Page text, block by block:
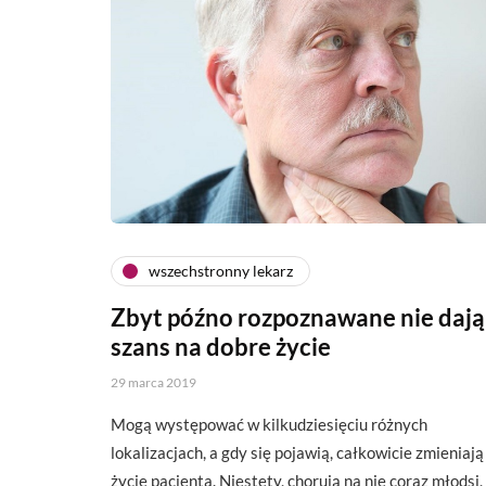
wszechstronny lekarz
Zbyt późno rozpoznawane nie dają
szans na dobre życie
29 marca 2019
Mogą występować w kilkudziesięciu różnych
lokalizacjach, a gdy się pojawią, całkowicie zmieniają
życie pacjenta. Niestety, chorują na nie coraz młodsi,